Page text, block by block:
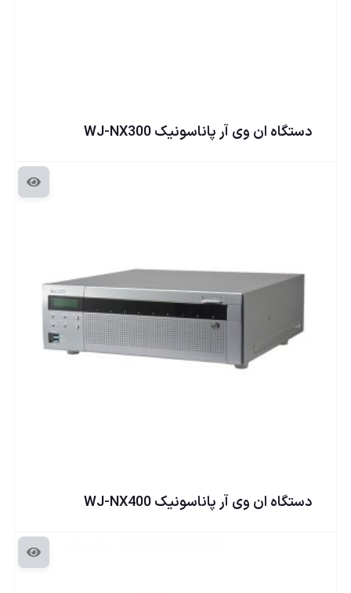
دستگاه ان وی آر پاناسونيک WJ-NX300
دستگاه ان وی آر پاناسونيک WJ-NX400